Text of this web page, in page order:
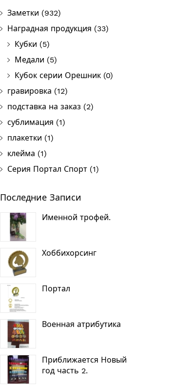
Заметки (932)
Наградная продукция (33)
Кубки (5)
Медали (5)
Кубок серии Орешник (0)
гравировка (12)
подставка на заказ (2)
сублимация (1)
плакетки (1)
клейма (1)
Серия Портал Спорт (1)
Последние Записи
Именной трофей.
Хоббихорсинг
Портал
Военная атрибутика
Приближается Новый
год часть 2.